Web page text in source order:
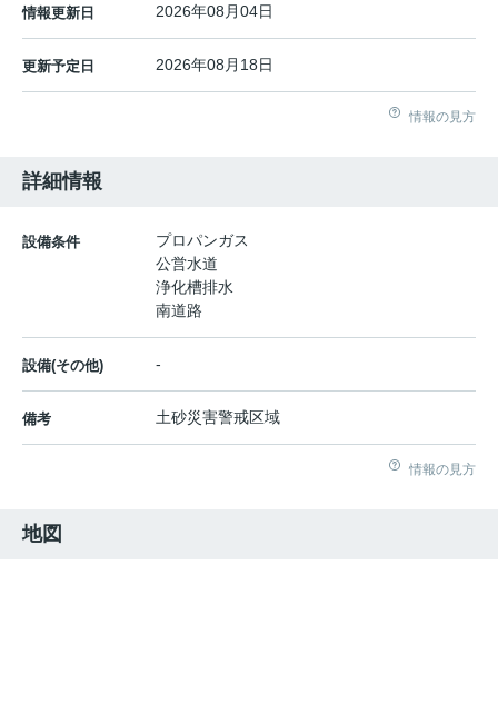
情報更新日 2026年08月04日
更新予定日 2026年08月18日
情報の見方
詳細情報
設備条件
プロパンガス
公営水道
浄化槽排水
南道路
設備(その他) -
備考 土砂災害警戒区域
情報の見方
地図